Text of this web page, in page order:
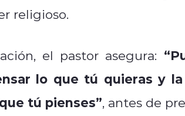
religioso.
el pastor asegura:
lo que tú quieras y
tú pienses”, antes de